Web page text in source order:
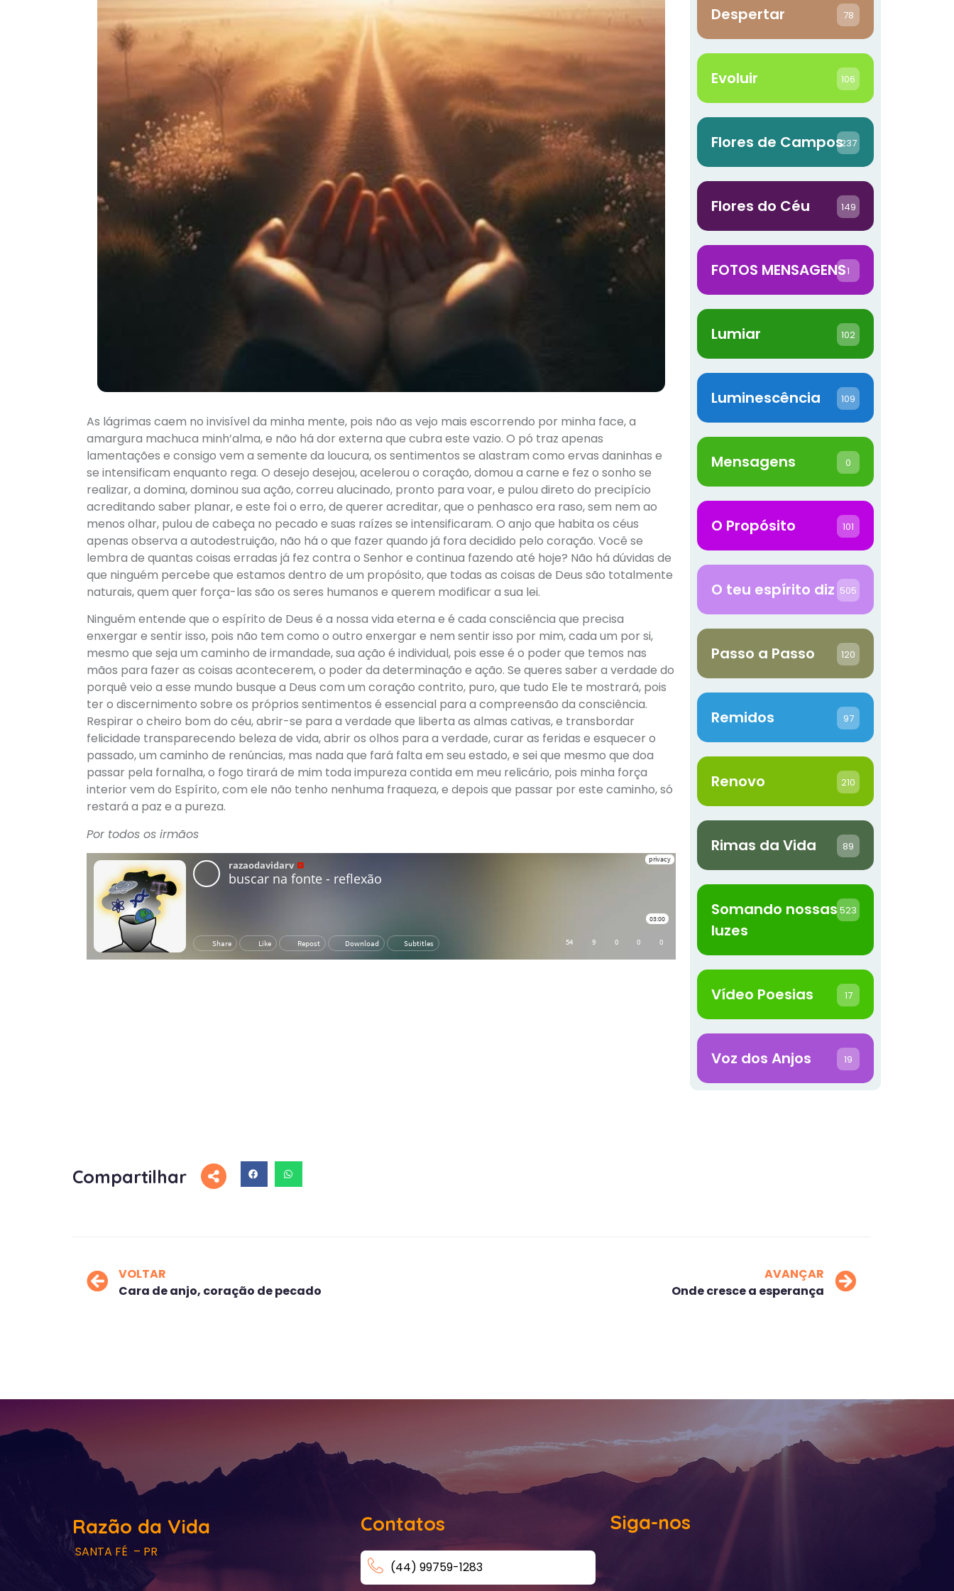
As lágrimas caem no invisível da minha mente, pois não as vejo mais escorrendo por minha face, a
amargura machuca minh’alma, e não há dor externa que cubra este vazio. O pó traz apenas
lamentações e consigo vem a semente da loucura, os sentimentos se alastram como ervas daninhas e
se intensificam enquanto rega. O desejo desejou, acelerou o coração, domou a carne e fez o sonho se
realizar, a domina, dominou sua ação, correu alucinado, pronto para voar, e pulou direto do precipício
acreditando saber planar, e este foi o erro, de querer acreditar, que o penhasco era raso, sem nem ao
menos olhar, pulou de cabeça no pecado e suas raízes se intensificaram. O anjo que habita os céus
apenas observa a autodestruição, não há o que fazer quando já fora decidido pelo coração. Você se
lembra de quantas coisas erradas já fez contra o Senhor e continua fazendo até hoje? Não há dúvidas de
que ninguém percebe que estamos dentro de um propósito, que todas as coisas de Deus são totalmente
naturais, quem quer força-las são os seres humanos e querem modificar a sua lei.
Ninguém entende que o espírito de Deus é a nossa vida eterna e é cada consciência que precisa
enxergar e sentir isso, pois não tem como o outro enxergar e nem sentir isso por mim, cada um por si,
mesmo que seja um caminho de irmandade, sua ação é individual, pois esse é o poder que temos nas
mãos para fazer as coisas acontecerem, o poder da determinação e ação. Se queres saber a verdade do
porquê veio a esse mundo busque a Deus com um coração contrito, puro, que tudo Ele te mostrará, pois
ter o discernimento sobre os próprios sentimentos é essencial para a compreensão da consciência.
Respirar o cheiro bom do céu, abrir-se para a verdade que liberta as almas cativas, e transbordar
felicidade transparecendo beleza de vida, abrir os olhos para a verdade, curar as feridas e esquecer o
passado, um caminho de renúncias, mas nada que fará falta em seu estado, e sei que mesmo que doa
passar pela fornalha, o fogo tirará de mim toda impureza contida em meu relicário, pois minha força
interior vem do Espírito, com ele não tenho nenhuma fraqueza, e depois que passar por este caminho, só
restará a paz e a pureza.
Por todos os irmãos
Despertar 78
Evoluir 106
Flores de Campos237
Flores do Céu 149
FOTOS MENSAGENS1
Lumiar 102
Luminescência 109
Mensagens 0
O Propósito 101
O teu espírito diz 505
Passo a Passo 120
Remidos 97
Renovo 210
Rimas da Vida 89
Somando nossas
luzes
523
Vídeo Poesias 17
Voz dos Anjos 19
Compartilhar
VOLTAR
Cara de anjo, coração de pecado
AVANÇAR
Onde cresce a esperança
Razão da Vida
SANTA FÉ – PR
Contatos
(44) 99759-1283
Siga-nos